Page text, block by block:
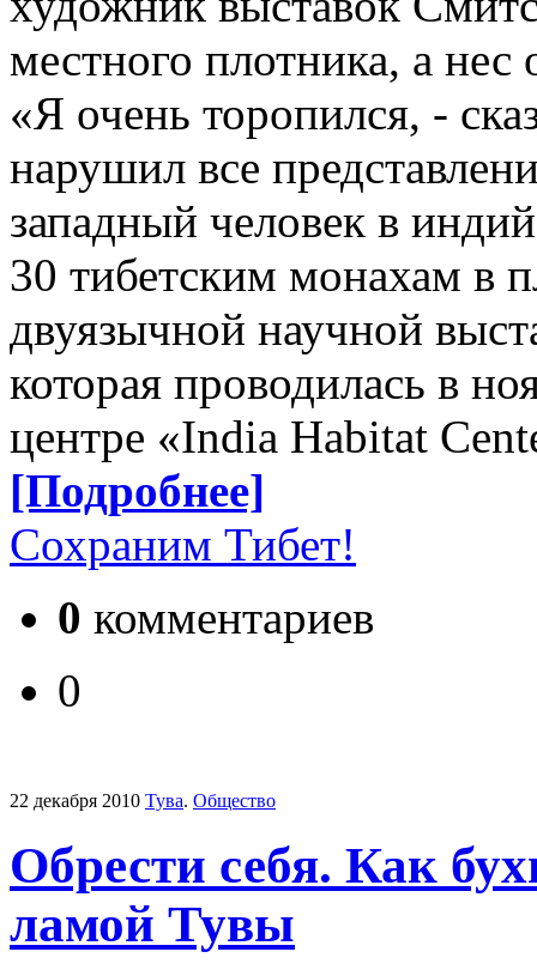
местного плотника, а нес
«Я очень торопился, -
нарушил все
западный человек в
30 тибетским монахам в
двуязычной научной
которая проводилась в
центре «India Habitat
[Подробнее]
Сохраним Тибет!
0 комментариев
0
22 декабря 2010 Тува. Общество
Обрести себя. Как
ламой Тувы